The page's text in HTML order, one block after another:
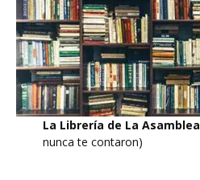
La Librería de La Asamblea
nunca te contaron)